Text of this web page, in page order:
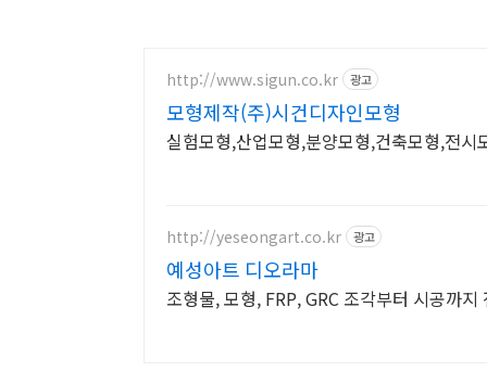
http://www.sigun.co.kr 광고
모형제작(주)시건디자인모형
실험모형,산업모형,분양모형,건축모형,전시
http://yeseongart.co.kr 광고
예성아트 디오라마
조형물, 모형, FRP, GRC 조각부터 시공까